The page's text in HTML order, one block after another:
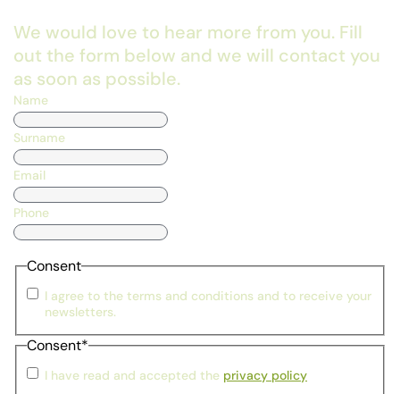
We would love to hear more from you. Fill
out the form below and we will contact you
as soon as possible.
Name
Surname
Email
Phone
Consent
I agree to the terms and conditions and to receive your
newsletters.
Consent*
I have read and accepted the privacy policy